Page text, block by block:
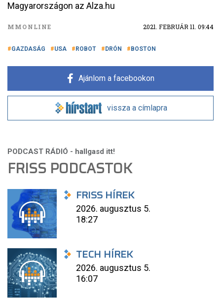
Magyarországon az Alza.hu
MMONLINE 2021. FEBRUÁR 11. 09:44
GAZDASÁG USA ROBOT DRÓN BOSTON
Ajánlom a facebookon
vissza a címlapra
FRISS PODCASTOK
FRISS HÍREK
2026. augusztus 5.
18:27
TECH HÍREK
2026. augusztus 5.
16:07